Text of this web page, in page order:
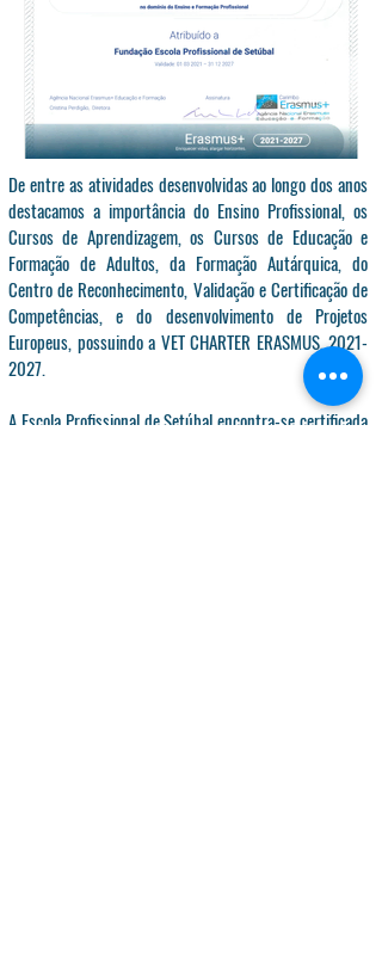
De entre as atividades desenvolvidas ao longo dos anos
destacamos a importância do Ensino Profissional, os
Cursos de Aprendizagem, os Cursos de Educação e
Formação de Adultos, da Formação Autárquica, do
Centro de Reconhecimento, Validação e Certificação de
Competências, e do desenvolvimento de Projetos
Europeus, possuindo a VET CHARTER ERASMUS,2021-
2027.
A Escola Profissional de Setúbal encontra-se certificada